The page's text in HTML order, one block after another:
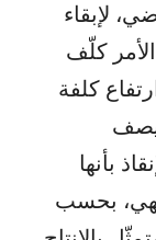
لإبقاء
كلّف
كلفة
يصف
بأنها
فهي، بحسب